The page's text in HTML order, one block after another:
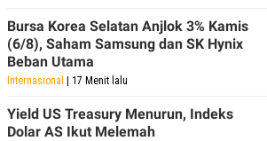
PEDOMAN
PEMBERITAAN
SIBER
PRIVACY
Bursa Korea Selatan Anjlok 3% Kamis
(6/8), Saham Samsung dan SK Hynix
Beban Utama
Internasional | 17 Menit lalu
Yield US Treasury Menurun, Indeks
Dolar AS Ikut Melemah